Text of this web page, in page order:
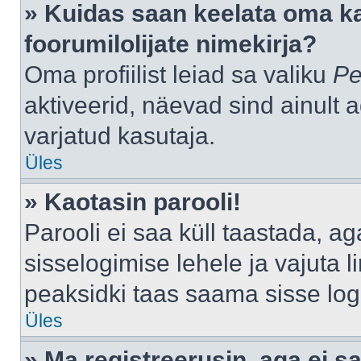
» Kuidas saan keelata oma
foorumilolijate nimekirja?
Oma profiilist leiad sa valiku
aktiveerid, näevad sind ainult
varjatud kasutaja.
Üles
» Kaotasin parooli!
Parooli ei saa küll taastada,
sisselogimise lehele ja vajuta
peaksidki taas saama sisse
Üles